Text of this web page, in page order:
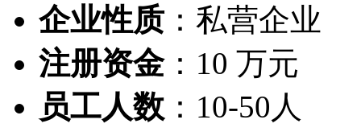
企业性质： 私营企业
注册资金： 10 万元
员工人数 ： 10-50人